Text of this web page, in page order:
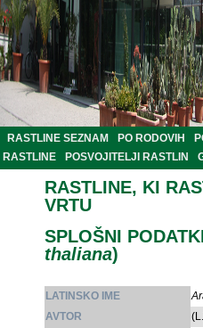
RASTLINE SEZNAM PO RODOVIH
RASTLINE
POSVOJITELJI RASTLIN
RASTLINE, KI
VRTU
SPLOŠNI
thaliana)
LATINSKO IME
AVTOR